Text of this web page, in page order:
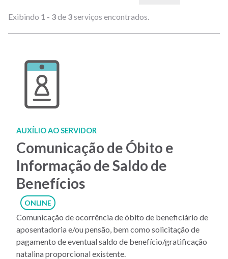
Exibindo 1 - 3de 3serviços encontrados.
AUXÍLIO AO SERVIDOR
Comunicação de Óbito e
Informação de Saldo de
Benefícios
ONLINE
Comunicação de ocorrência de óbito de beneficiário de
aposentadoria e/ou pensão, bem como solicitação de
pagamento de eventual saldo de benefício/gratificação
natalina proporcional existente.